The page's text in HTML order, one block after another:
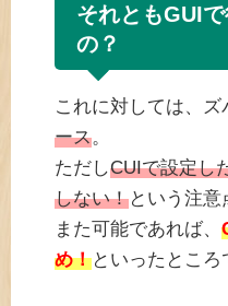
それともGUI
の？
これに対しては、ズ
ース。
ただしCUIで設定し
しない！という注意
また可能であれば、
め！といったところ